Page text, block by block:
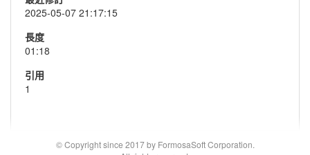
2025-05-07 21:17:15
長度
01:18
引用
1
© Copyright since 2017 by FormosaSoft Corporation.